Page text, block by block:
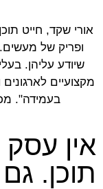
אורי שקד, חייט
שיודע עליהן.
מקצועיים
בעמידה".
אין עסק
תוכן.